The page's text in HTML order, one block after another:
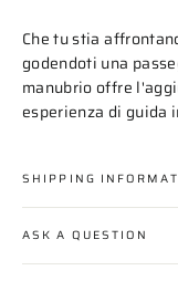
Che tu stia
godendoti una
manubrio offre
esperienza di guida
SHIPPING
ASK A QUESTION